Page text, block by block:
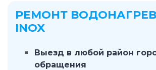
РЕМОНТ
INOX
Выезд в любой район
обращения